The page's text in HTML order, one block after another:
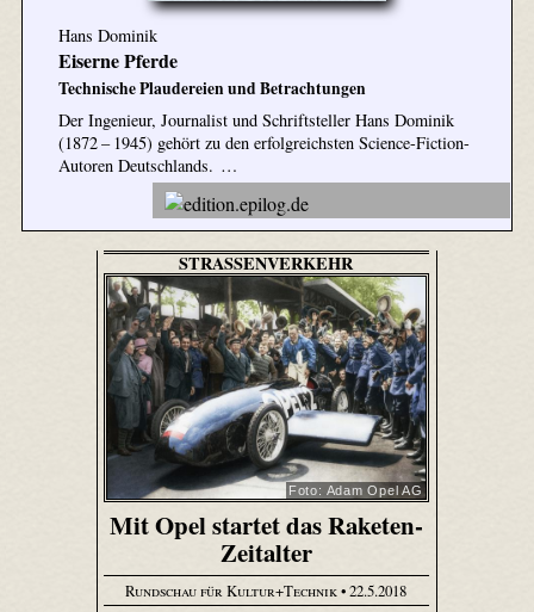
Hans Dominik
Eiserne Pferde
Technische Plaudereien und Betrachtungen
Der Ingenieur, Journalist und Schriftsteller Hans Dominik
(1872 – 1945) gehört zu den erfolgreichsten Science-Fiction-
Autoren Deutschlands. …
STRASSENVERKEHR
Foto: Adam Opel AG
Mit Opel startet das Raketen-
Zeitalter
Rundschau für Kultur+Technik• 22.5.2018